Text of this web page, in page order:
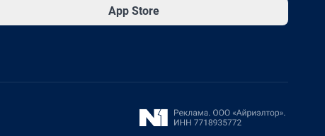
App Store